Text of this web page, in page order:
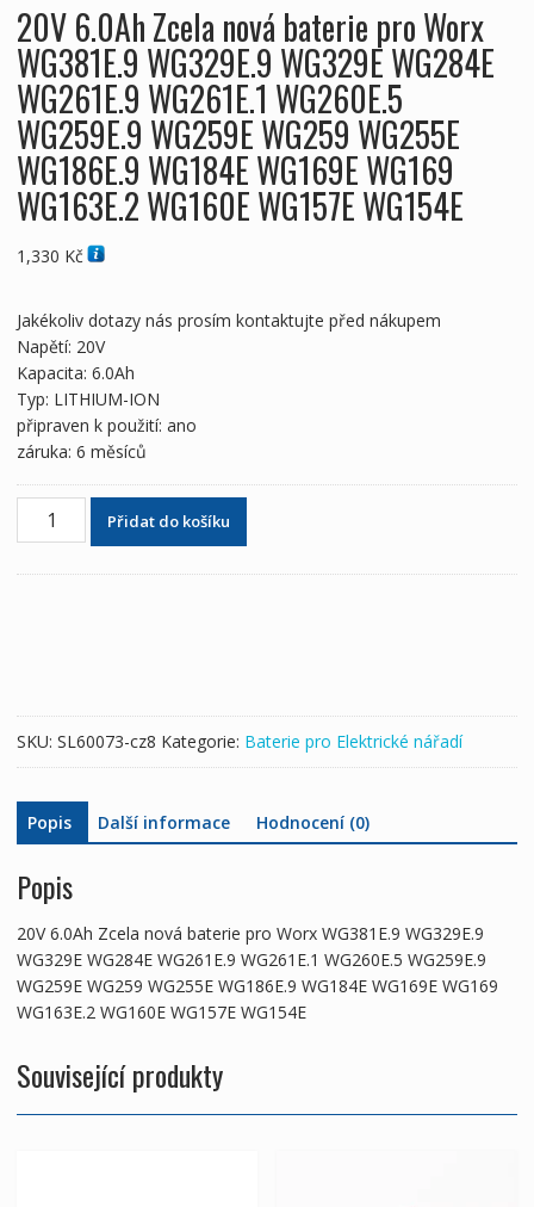
20V 6.0Ah Zcela nová baterie pro Worx
WG381E.9 WG329E.9 WG329E WG284E
WG261E.9 WG261E.1 WG260E.5
WG259E.9 WG259E WG259 WG255E
WG186E.9 WG184E WG169E WG169
WG163E.2 WG160E WG157E WG154E
1,330 Kč
Jakékoliv dotazy nás prosím kontaktujte před nákupem
Napětí: 20V
Kapacita: 6.0Ah
Typ: LITHIUM-ION
připraven k použití: ano
záruka: 6 měsíců
6.0Ah
WG329E.9
WG329E
WG284E
WG261E.9
WG261E.1
WG260E.5
WG259E.9
WG259E
WG259
WG255E
WG186E.9
WG184E
WG163E.2
WG160E
Přidat do košíku
SKU: SL60073-cz8 Kategorie: Baterie pro Elektrické nářadí
Popis Další informace Hodnocení (0)
Popis
20V 6.0Ah Zcela nová baterie pro Worx WG381E.9 WG329E.9
WG329E WG284E WG261E.9 WG261E.1 WG260E.5 WG259E.9
WG259E WG259 WG255E WG186E.9 WG184E WG169E WG169
WG163E.2 WG160E WG157E WG154E
Související produkty